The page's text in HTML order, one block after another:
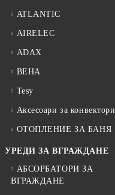
ATLANTIC
AIRELEC
ADAX
BEHA
Tesy
Аксесоари за конвектори
ОТОПЛЕНИЕ ЗА БАНЯ
УРЕДИ ЗА ВГРАЖДАНЕ
АБСОРБАТОРИ ЗА
ВГРАЖДАНЕ